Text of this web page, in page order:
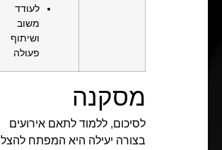
לעודד
משוב
ושיתוף
פעולה
מסקנה
לסיכום, ללמוד לתאם אירועים
בצורה יעילה היא המפתח